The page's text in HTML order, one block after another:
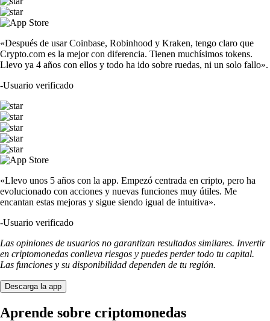
«Después de usar Coinbase, Robinhood y Kraken, tengo claro que
Crypto.com es la mejor con diferencia. Tienen muchísimos tokens.
Llevo ya 4 años con ellos y todo ha ido sobre ruedas, ni un solo fallo».
-Usuario verificado
«Llevo unos 5 años con la app. Empezó centrada en cripto, pero ha
evolucionado con acciones y nuevas funciones muy útiles. Me
encantan estas mejoras y sigue siendo igual de intuitiva».
-Usuario verificado
Las opiniones de usuarios no garantizan resultados similares. Invertir
en criptomonedas conlleva riesgos y puedes perder todo tu capital.
Las funciones y su disponibilidad dependen de tu región.
Descarga la app
Aprende sobre criptomonedas